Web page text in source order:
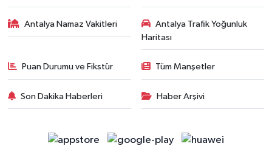
Antalya Namaz Vakitleri
Antalya Trafik Yoğunluk
Haritası
Puan Durumu ve Fikstür Tüm Manşetler
Son Dakika Haberleri Haber Arşivi